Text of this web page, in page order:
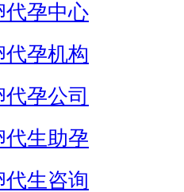
代孕中心
孕机构
孕公司
代生助孕
代生咨询